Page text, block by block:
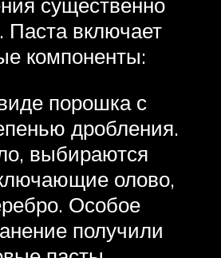
Паста включает
компоненты:
порошка с
дробления.
выбираются
олово,
Особое
получили